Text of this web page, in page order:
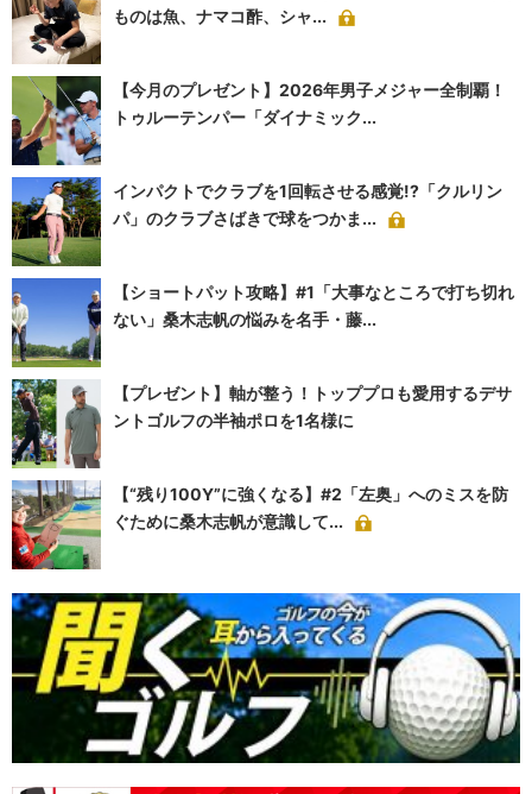
ものは魚、ナマコ酢、シャ...
【今月のプレゼント】2026年男子メジャー全制覇！
トゥルーテンパー「ダイナミック...
インパクトでクラブを1回転させる感覚!?「クルリン
パ」のクラブさばきで球をつかま...
【ショートパット攻略】#1「大事なところで打ち切れ
ない」桑木志帆の悩みを名手・藤...
【プレゼント】軸が整う！トッププロも愛用するデサ
ントゴルフの半袖ポロを1名様に
【“残り100Y”に強くなる】#2「左奥」へのミスを防
ぐために桑木志帆が意識して...